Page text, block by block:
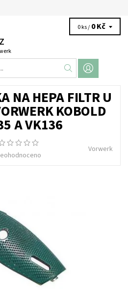
0 ks / 0 Kč
NA HEPA FILTR U
KOBOLD
A VK136
Vorwerk